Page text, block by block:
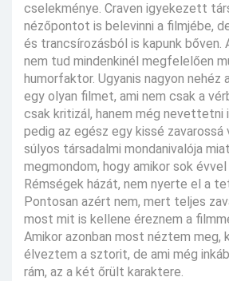
cselekménye. Craven igyekezett
nézőpontot is belevinni a filmjébe,
és trancsírozásból is kapunk bőven.
nem tud mindenkinél megfelelően
humorfaktor. Ugyanis nagyon nehéz
egy olyan filmet, ami nem csak a
csak kritizál, hanem még nevettetni
pedig az egész egy kissé zavarossá
súlyos társadalmi mondanivalója
megmondom, hogy amikor sok
Rémségek házát, nem nyerte el a
Pontosan azért nem, mert teljes
most mit is kellene éreznem a
Amikor azonban most néztem meg,
élveztem a sztorit, de ami még
rám, az a két őrült karaktere.